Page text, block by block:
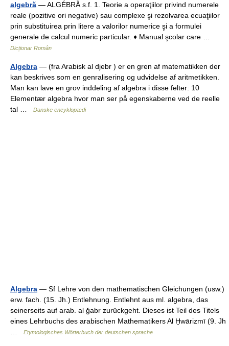
algebră — ALGÉBRĂ s.f. 1. Teorie a operaţiilor privind numerele
reale (pozitive ori negative) sau complexe şi rezolvarea ecuaţiilor
prin substituirea prin litere a valorilor numerice şi a formulei
generale de calcul numeric particular. ♦ Manual şcolar care …
Dicționar Român
Algebra — (fra Arabisk al djebr ) er en gren af matematikken der
kan beskrives som en genralisering og udvidelse af aritmetikken.
Man kan lave en grov inddeling af algebra i disse felter: 10
Elementær algebra hvor man ser på egenskaberne ved de reelle
tal …
Danske encyklopædi
Algebra — Sf Lehre von den mathematischen Gleichungen (usw.)
erw. fach. (15. Jh.) Entlehnung. Entlehnt aus ml. algebra, das
seinerseits auf arab. al ǧabr zurückgeht. Dieses ist Teil des Titels
eines Lehrbuchs des arabischen Mathematikers Al Ḫwārizmī (9. Jh
Etymologisches Wörterbuch der deutschen sprache